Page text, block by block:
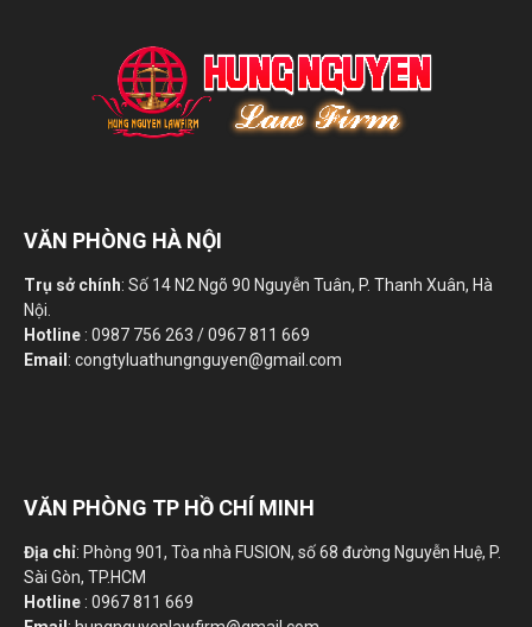
VĂN PHÒNG HÀ NỘI
Trụ sở chính: Số 14 N2 Ngõ 90 Nguyễn Tuân, P. Thanh Xuân, Hà
Nội.
Hotline : 0987 756 263 / 0967 811 669
Email : congtyluathungnguyen@gmail.com
VĂN PHÒNG TP HỒ CHÍ MINH
Địa chỉ: Phòng 901, Tòa nhà FUSION, số 68 đường Nguyễn Huệ, P.
Sài Gòn, TP.HCM
Hotline : 0967 811 669